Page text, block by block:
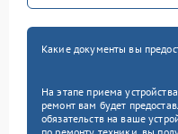
Какие документы вы
На этапе приема
ремонт вам будет
обязательств на ваше